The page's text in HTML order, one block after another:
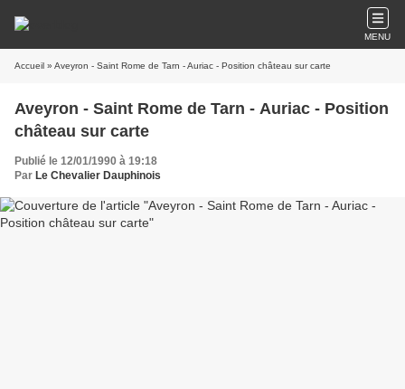
MENU
Accueil » Aveyron - Saint Rome de Tarn - Auriac - Position château sur carte
Aveyron - Saint Rome de Tarn - Auriac - Position
château sur carte
Publié le 12/01/1990 à 19:18
Par Le Chevalier Dauphinois